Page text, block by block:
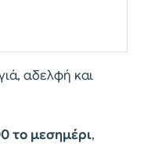
αδελφή και
το μεσημέρι,